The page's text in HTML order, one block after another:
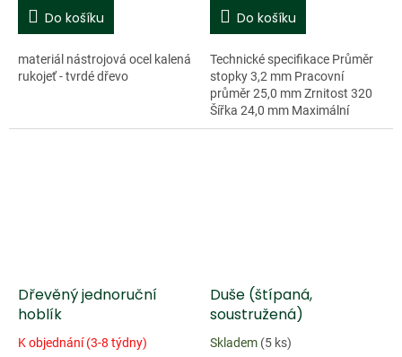
Do košíku
materiál nástrojová ocel kalená
rukojeť - tvrdé dřevo
Do košíku
Technické specifikace Průměr
stopky 3,2 mm Pracovní
průměr 25,0 mm Zrnitost 320
Šířka 24,0 mm Maximální
ot/min 20.000 ot/min Délka
Dřevěný jednoruční
hoblík
K objednání (3-8 týdny)
Duše (štípaná,
soustružená)
Skladem (5 ks)